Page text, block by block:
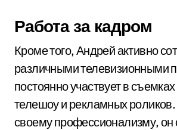
Работа за кадром
Кроме того, Андрей активно
различными телевизионными
постоянно участвует в
телешоу и рекламных
своему профессионализму, он